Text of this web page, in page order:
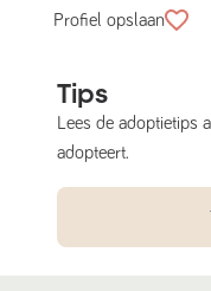
Profiel opslaan
Tips
Lees de adoptietips
adopteert.